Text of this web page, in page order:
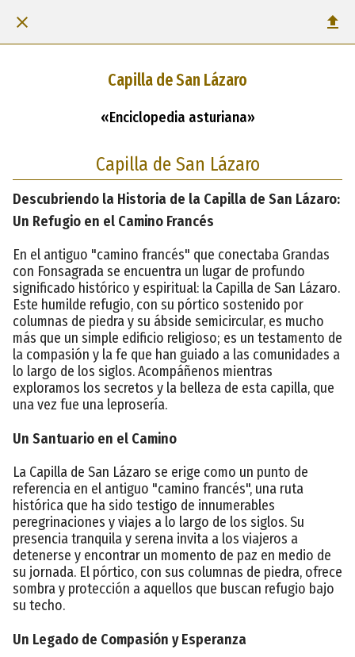
Capilla de San Lázaro
«Enciclopedia asturiana»
Capilla de San Lázaro
Descubriendo la Historia de la Capilla de San Lázaro:
Un Refugio en el Camino Francés
En el antiguo "camino francés" que conectaba Grandas
con Fonsagrada se encuentra un lugar de profundo
significado histórico y espiritual: la Capilla de San Lázaro.
Este humilde refugio, con su pórtico sostenido por
columnas de piedra y su ábside semicircular, es mucho
más que un simple edificio religioso; es un testamento de
la compasión y la fe que han guiado a las comunidades a
lo largo de los siglos. Acompáñenos mientras
exploramos los secretos y la belleza de esta capilla, que
una vez fue una leprosería.
Un Santuario en el Camino
La Capilla de San Lázaro se erige como un punto de
referencia en el antiguo "camino francés", una ruta
histórica que ha sido testigo de innumerables
peregrinaciones y viajes a lo largo de los siglos. Su
presencia tranquila y serena invita a los viajeros a
detenerse y encontrar un momento de paz en medio de
su jornada. El pórtico, con sus columnas de piedra, ofrece
sombra y protección a aquellos que buscan refugio bajo
su techo.
Un Legado de Compasión y Esperanza